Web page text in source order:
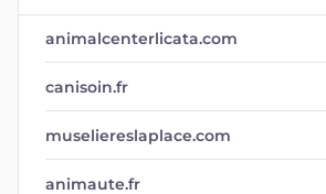
animalcenterlicata.com
canisoin.fr
museliereslaplace.com
animaute.fr